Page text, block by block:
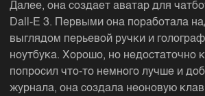
Далее, она создает аватар для
Dall-E 3. Первыми она поработала
выглядом перьевой ручки и
ноутбука. Хорошо, но недостаточно
попросил что-то немного лучше и
журнала, она создала неоновую